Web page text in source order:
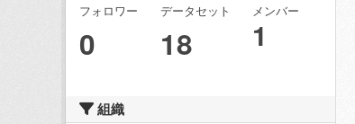
フォロワー
0
データセット
18
メンバー
1
組織